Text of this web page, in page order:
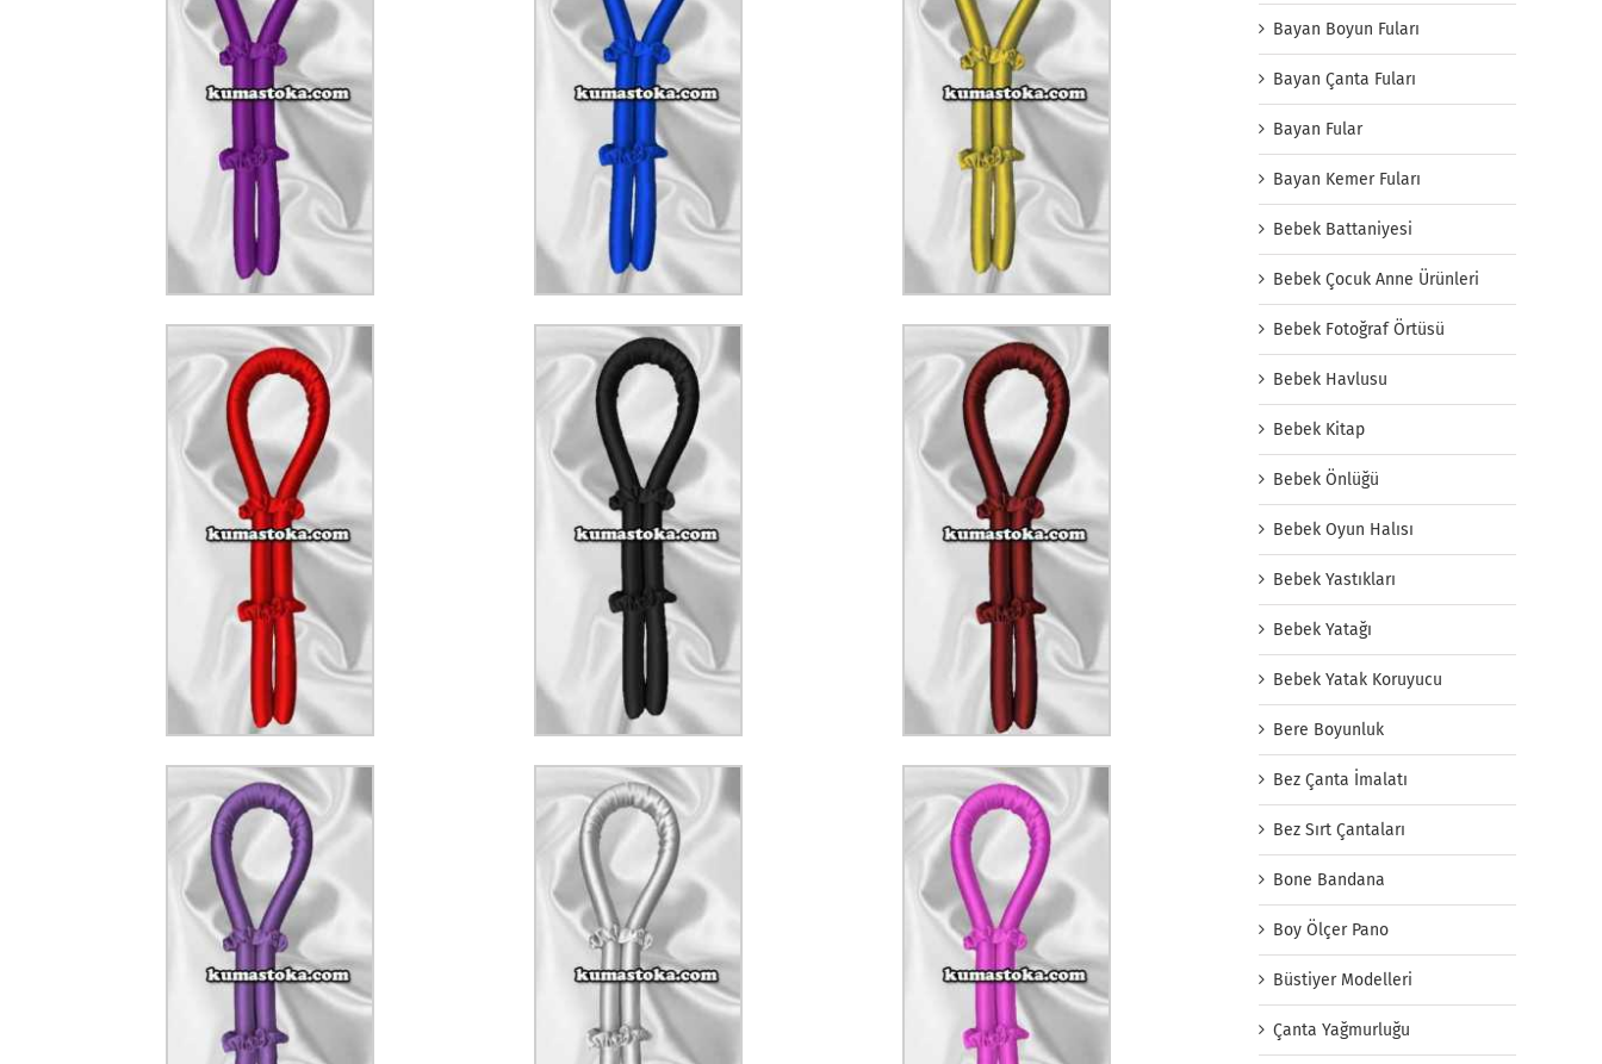
Bayan Boyun Fuları
Bayan Çanta Fuları
Bayan Fular
Bayan Kemer Fuları
Bebek Battaniyesi
Bebek Çocuk Anne Ürünleri
Bebek Fotoğraf Örtüsü
Bebek Havlusu
Bebek Kitap
Bebek Önlüğü
Bebek Oyun Halısı
Bebek Yastıkları
Bebek Yatağı
Bebek Yatak Koruyucu
Bere Boyunluk
Bez Çanta İmalatı
Bez Sırt Çantaları
Bone Bandana
Boy Ölçer Pano
Büstiyer Modelleri
Çanta Yağmurluğu